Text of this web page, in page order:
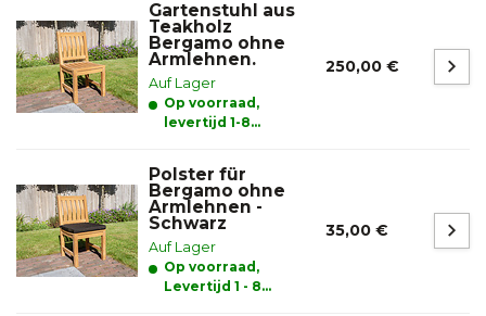
Gartenstuhl aus
Teakholz
Bergamo ohne
Armlehnen.
Auf Lager
Op voorraad,
levertijd 1-8
250,00 €
Polster für
Bergamo ohne
Armlehnen -
Schwarz
Auf Lager
Op voorraad,
Levertijd 1 - 8
35,00 €